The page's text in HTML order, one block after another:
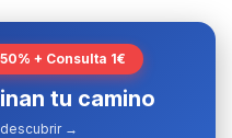
50% + Consulta 1€
tu camino
→